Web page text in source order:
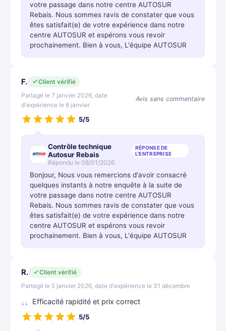
votre passage dans notre centre AUTOSUR
Rebais. Nous sommes ravis de constater que vous
êtes satisfait(e) de votre expérience dans notre
centre AUTOSUR et espérons vous revoir
prochainement. Bien à vous, L'équipe AUTOSUR
F.
Client vérifié
Partagé le 7 janvier 2026, date
d'expérience le 6 janvier
Avis sans commentaire
5/5
Contrôle technique
Autosur Rebais
RÉPONSE DE
L'ENTREPRISE
Répondu le 08/01/2026
Bonjour, Nous vous remercions d'avoir consacré
quelques instants à notre enquête à la suite de
votre passage dans notre centre AUTOSUR
Rebais. Nous sommes ravis de constater que vous
êtes satisfait(e) de votre expérience dans notre
centre AUTOSUR et espérons vous revoir
prochainement. Bien à vous, L'équipe AUTOSUR
R.
Client vérifié
Partagé le 5 janvier 2026, date d'expérience le 31 décembre
Efficacité rapidité et prix correct
5/5